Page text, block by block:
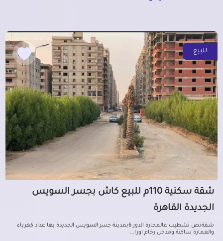
للبيع
شقة سكنية 110م للبيع كاش بجسر السويس
الجديدة القاهرة
شقةنص تشطيب عالمحارة الدور 6بمدينة جسر السويس الجديدة بها عداد كهرباء
والعمارة ساكنة ومدخل رخام اورا...